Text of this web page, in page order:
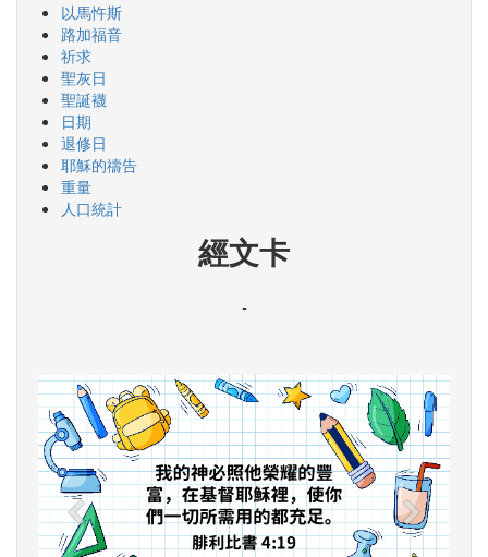
以馬忤斯
路加福音
祈求
聖灰日
聖誕襪
日期
退修日
耶穌的禱告
重量
人口統計
經文卡
-